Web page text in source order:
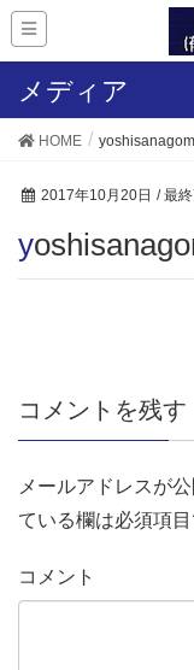
メディア
HOME
2017年10月20日 / 最
コメントを残す
メールアドレスが
ている欄は必須項
コメント